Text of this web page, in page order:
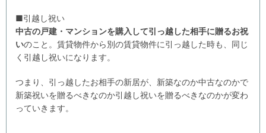
■引越し祝い
中古の戸建・マンションを購入して引っ越した相手に贈るお祝
いのこと。賃貸物件から別の賃貸物件に引っ越した時も、同じ
く引越し祝いになります。
つまり、引っ越したお相手の新居が、新築なのか中古なのかで
新築祝いを贈るべきなのか引越し祝いを贈るべきなのかが変わ
っていきます。